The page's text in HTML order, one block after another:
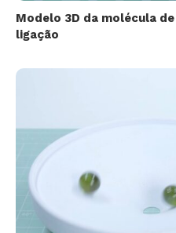
Modelo 3D da molécula
ligação